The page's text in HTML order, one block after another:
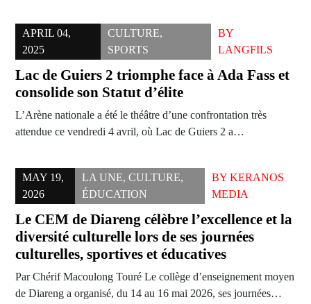
APRIL 04,
2025
CULTURE,
SPORTS
BY
LANGFILS
Lac de Guiers 2 triomphe face à Ada Fass et
consolide son Statut d’élite
L’Arène nationale a été le théâtre d’une confrontation très
attendue ce vendredi 4 avril, où Lac de Guiers 2 a…
MAY 19,
2026
LA UNE, CULTURE,
ÉDUCATION
BYKERANOS
MEDIA
Le CEM de Diareng célèbre l’excellence et la
diversité culturelle lors de ses journées
culturelles, sportives et éducatives
Par Chérif Macoulong Touré Le collège d’enseignement moyen
de Diareng a organisé, du 14 au 16 mai 2026, ses journées…